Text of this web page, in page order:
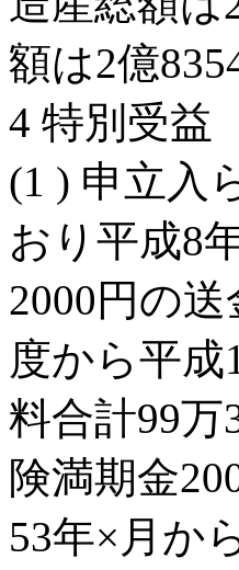
額は2億
4 特別受益
(1 ) 申立入
おり平成8
2000円の
度から平
料合計99
険満期金
53年×月か